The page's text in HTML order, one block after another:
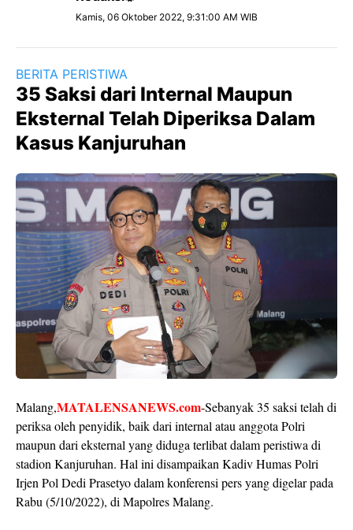
Kamis, 06 Oktober 2022, 9:31:00 AM WIB
BERITA PERISTIWA
35 Saksi dari Internal Maupun
Eksternal Telah Diperiksa Dalam
Kasus Kanjuruhan
Malang,MATALENSANEWS.com-Sebanyak 35 saksi telah di
periksa oleh penyidik, baik dari internal atau anggota Polri
maupun dari eksternal yang diduga terlibat dalam peristiwa di
stadion Kanjuruhan. Hal ini disampaikan Kadiv Humas Polri
Irjen Pol Dedi Prasetyo dalam konferensi pers yang digelar pada
Rabu (5/10/2022), di Mapolres Malang.